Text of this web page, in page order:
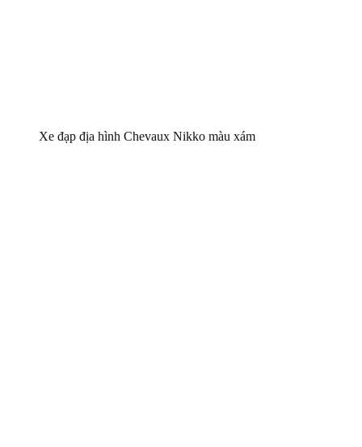
Xe đạp địa hình Chevaux Nikko màu xám